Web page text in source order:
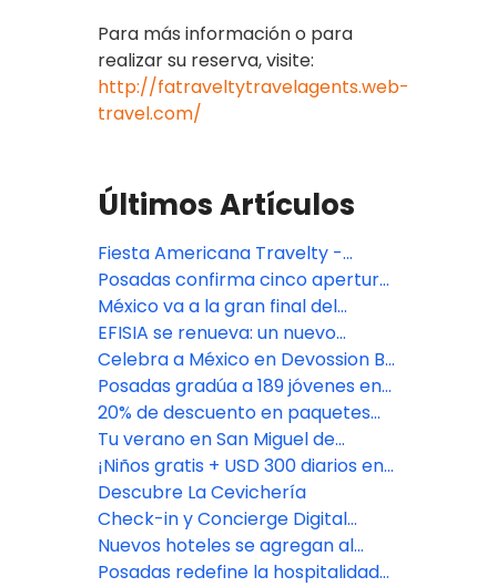
Para más información o para
realizar su reserva, visite:
http://fatraveltytravelagents.web-
travel.com/
Últimos Artículos
Fiesta Americana Travelty -
Oferta especial TA DEAL
Posadas confirma cinco aperturas
premium en México: Isla Mujeres,
Riviera Maya y CDMX
México va a la gran final del
Bocuse d'Or 2027, con jurado de
Fiesta Americana Travelty
EFISIA se renueva: un nuevo
refugio mediterráneo en Fiesta
Americana Riviera Nayarit
Celebra a México en Devossion By
Live Aqua
Posadas gradúa a 189 jóvenes en
su programa de empoderamiento
educativo
20% de descuento en paquetes
vacacionales con Fiesta
Americana Travelty Collection
Tu verano en San Miguel de
Allende comienza aquí
¡Niños gratis + USD 300 diarios en
Resort Credit en Grand Fiesta
Americana Los Cabos!
Descubre La Cevichería
Check-in y Concierge Digital
impulsado por Agentforce
Nuevos hoteles se agregan al
portafolio de Posadas
Posadas redefine la hospitalidad